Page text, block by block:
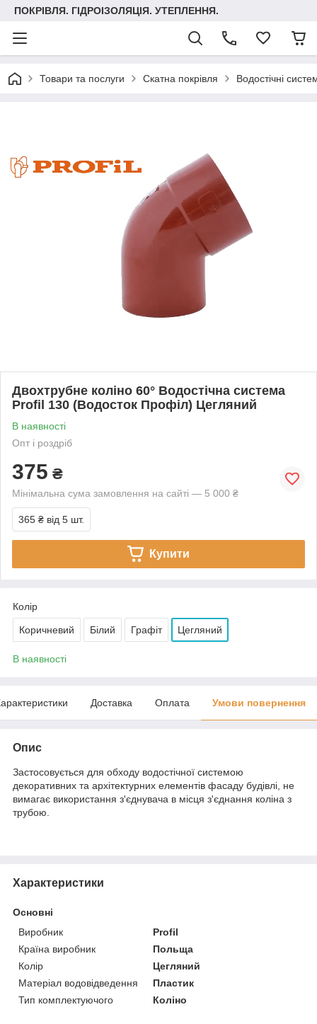
ПОКРІВЛЯ. ГІДРОІЗОЛЯЦІЯ. УТЕПЛЕННЯ.
Товари та послуги Скатна покрівля Водостічні
Двохтрубне коліно 60° Водостічна система
Profil 130 (Водосток Профіл) Цегляний
В наявності
Опт і роздріб
375 ₴
Мінімальна сума замовлення на сайті — 5 000 ₴
365 ₴ від 5 шт.
Купити
Колір
Коричневий Білий Графіт Цегляний
В наявності
Доставка Оплата Умови повернення
Опис
Застосовується для обходу водостічної системою
декоративних та архітектурних елементів фасаду будівлі, не
вимагає використання з'єднувача в місця з'єднання коліна з
трубою.
Характеристики
Основні
Виробник
Profil
Країна виробник
Польща
Колір
Цегляний
Матеріал водовідведення
Пластик
Тип комплектуючого
Коліно